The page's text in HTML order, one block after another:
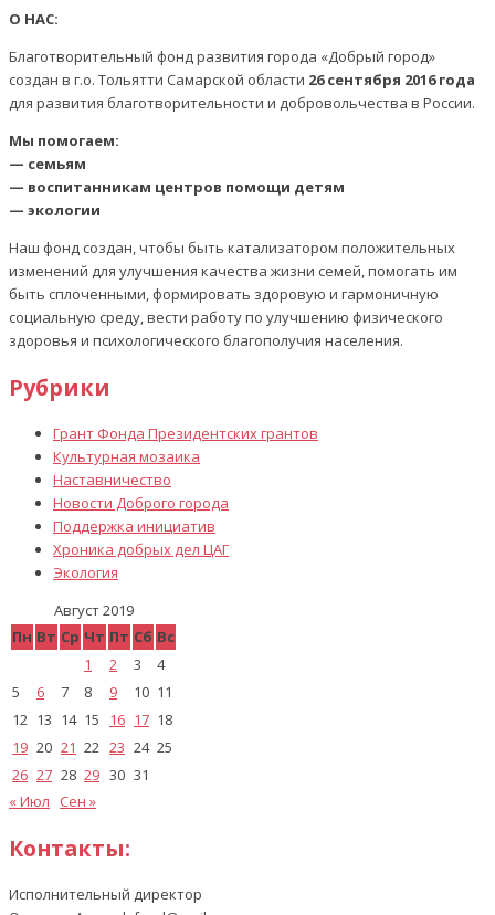
О НАС:
Благотворительный фонд развития города «Добрый город»
создан в г.о. Тольятти Самарской области 26 сентября 2016 года
для развития благотворительности и добровольчества в России.
Мы помогаем:
— семьям
— воспитанникам центров помощи детям
— экологии
Наш фонд создан, чтобы быть катализатором положительных
изменений для улучшения качества жизни семей, помогать им
быть сплоченными, формировать здоровую и гармоничную
социальную среду, вести работу по улучшению физического
здоровья и психологического благополучия населения.
Рубрики
Грант Фонда Президентских грантов
Культурная мозаика
Наставничество
Новости Доброго города
Поддержка инициатив
Хроника добрых дел ЦАГ
Экология
Август 2019
Пн Вт Ср Чт Пт Сб Вс
1
2 3
4
5
6 7 8 9 10 11
12 13 14 15 16 17 18
19 20 21 22 23 24 25
26 27 28 29 30 31
« Июл
Сен »
Контакты:
Исполнительный директор